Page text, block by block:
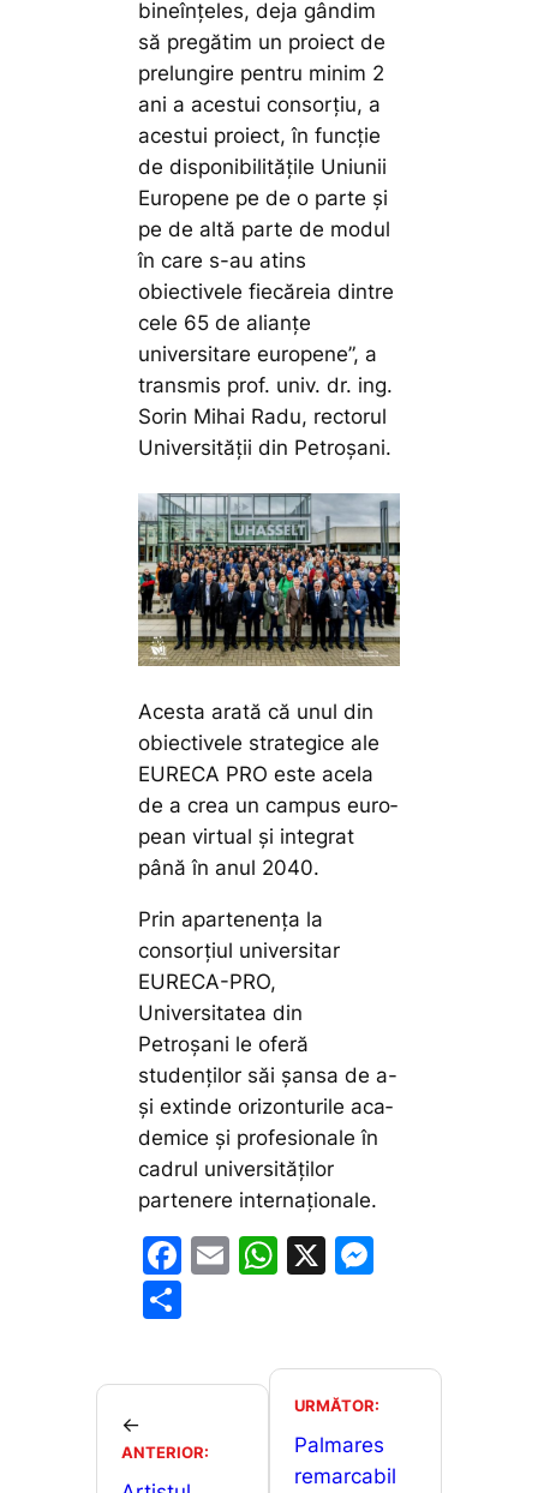
bineînțeles, de­ja gândim
să pre­gă­tim un proiect de
prelungire pentru mi­nim 2
ani a acestui consorțiu, a
acestui proiect, în funcție
de disponibilitățile Uniunii
Europene pe de o parte și
pe de altă parte de modul
în care s-au atins
obiectivele fiecăreia dintre
cele 65 de alianțe
universitare europene”, a
trans­mis prof. univ. dr. ing.
Sorin Mihai Radu, rectorul
Universității din Petroșani.
Acesta arată că unul din
obiectivele strategice ale
EURECA PRO este acela
de a crea un campus euro­
pean virtual și integrat
până în anul 2040.
Prin apartenența la
consorțiul uni­ver­sitar
EURECA-PRO,
Universitatea din
Petroșani le oferă
studenților săi șansa de a-
și extinde orizonturile aca­
demice și profesionale în
cadrul uni­ver­sităților
partenere internaționale.
F
o
E
W
s
A
p
X
s
e
n
ta
a
←
ANTERIOR:
URMĂTOR:
Palmares
remarcabil